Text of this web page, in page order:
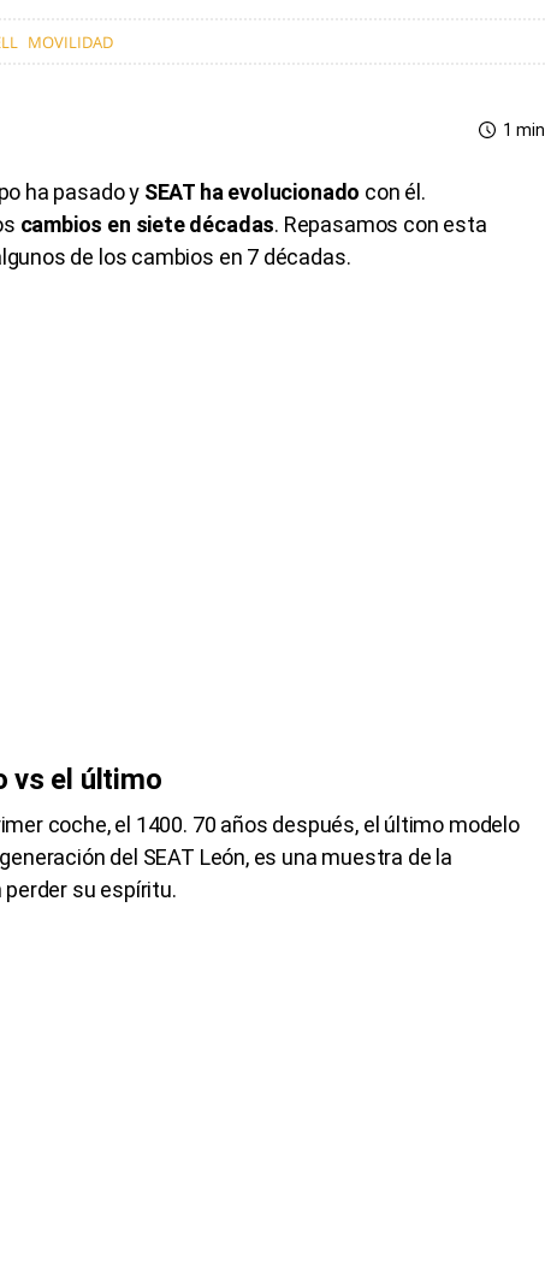
MOVILIDAD
1 min
ha pasado y SEAT ha evolucionado con él.
cambios en siete décadas. Repasamos con esta
de los cambios en 7 décadas.
vs el último
coche, el 1400. 70 años después, el último modelo
del SEAT León, es una muestra de la
perder su espíritu.